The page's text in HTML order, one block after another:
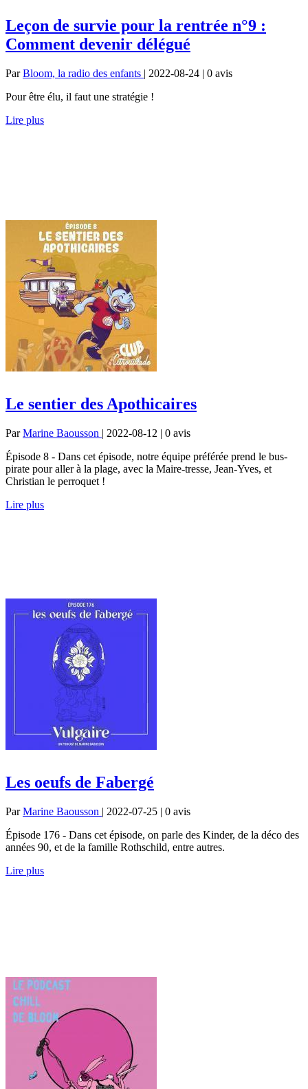
Leçon de survie pour la rentrée n°9 :
Comment devenir délégué
ParBloom, la radio des enfants | 2022-08-24 | 0 avis
Pour être élu, il faut une stratégie !
Lire plus
Le sentier des Apothicaires
ParMarine Baousson | 2022-08-12 | 0 avis
Épisode 8 - Dans cet épisode, notre équipe préférée prend le bus-
pirate pour aller à la plage, avec la Maire-tresse, Jean-Yves, et
Christian le perroquet !
Lire plus
Les oeufs de Fabergé
ParMarine Baousson | 2022-07-25 | 0 avis
Épisode 176 - Dans cet épisode, on parle des Kinder, de la déco des
années 90, et de la famille Rothschild, entre autres.
Lire plus